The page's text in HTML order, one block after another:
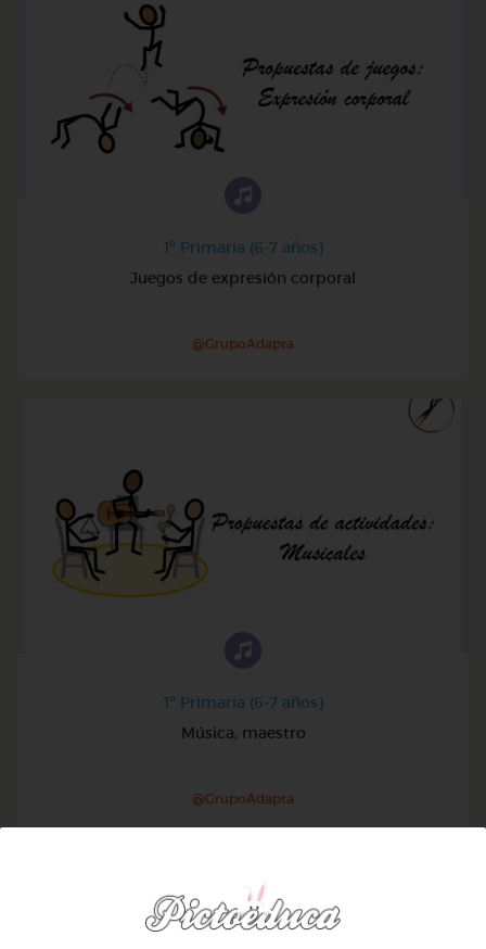
1º Primaria (6-7 años)
Juegos de expresión corporal
@GrupoAdapta
1º Primaria (6-7 años)
Música, maestro
@GrupoAdapta